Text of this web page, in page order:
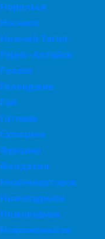
Норильск
Ногинск
Нижний Тагил
Горно-Алтайск
Глазов
Геленджик
Гай
Гатчина
Галицино
Фрязино
Феодосия
Нижневартовск
Нижнеудинск
Нижнекамск
Невинномысск